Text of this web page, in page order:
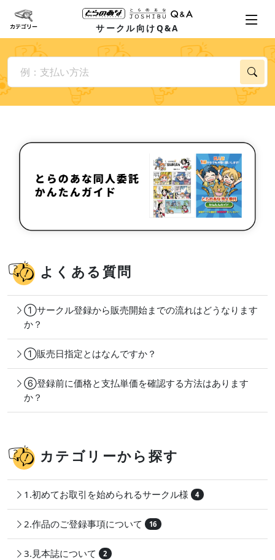
サークル向けQ&A
よくある質問
①サークル登録から販売開始までの流れはどうなります
か？
①販売日指定とはなんですか？
⑥登録前に価格と支払単価を確認する方法はあります
か？
カテゴリーから探す
1.初めてお取引を始められるサークル様 4
2.作品のご登録事項について 16
3.見本誌について 2